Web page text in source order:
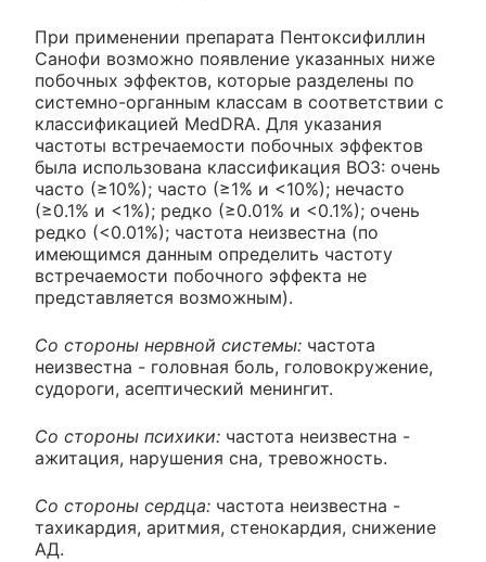
При применении препарата Пентоксифиллин
Санофи возможно появление указанных ниже
побочных эффектов, которые разделены по
системно-органным классам в соответствии с
классификацией MedDRA. Для указания
частоты встречаемости побочных эффектов
была использована классификация ВОЗ: очень
часто (≥10%); часто (≥1% и <10%); нечасто
(≥0.1% и <1%); редко (≥0.01% и <0.1%); очень
редко (<0.01%); частота неизвестна (по
имеющимся данным определить частоту
встречаемости побочного эффекта не
представляется возможным).
Со стороны нервной системы: частота
неизвестна - головная боль, головокружение,
судороги, асептический менингит.
Со стороны психики: частота неизвестна -
ажитация, нарушения сна, тревожность.
Со стороны сердца: частота неизвестна -
тахикардия, аритмия, стенокардия, снижение
АД.